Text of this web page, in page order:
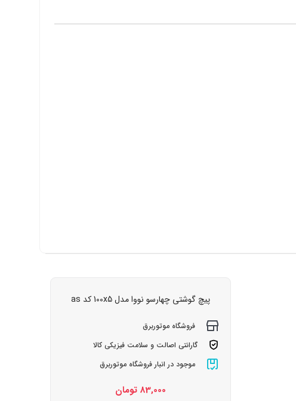
پیچ گوشتی چهارسو نووا مدل 100x5 کد as
فروشگاه موتوربرق
گارانتی اصالت و سلامت فیزیکی کالا
موجود در انبار فروشگاه موتوربرق
83,000 تومان